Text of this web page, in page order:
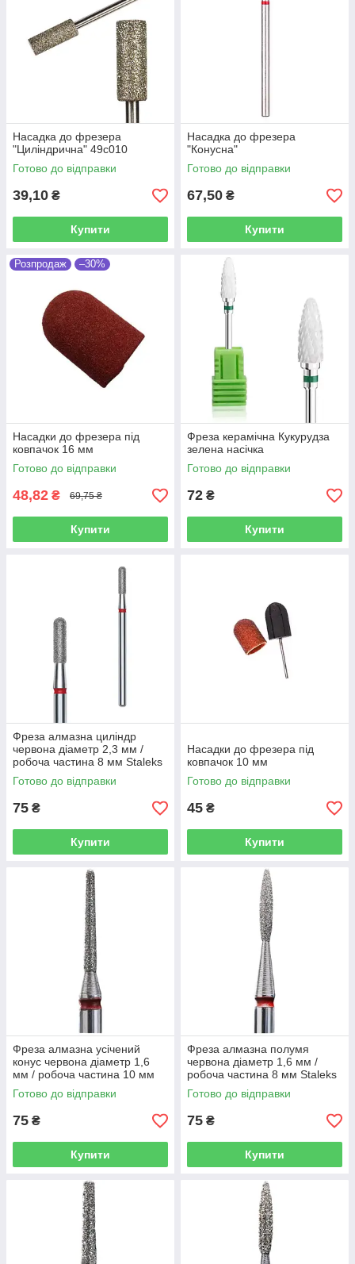
Насадка до фрезера
"Циліндрична" 49с010
Готово до відправки
39,10 ₴
Купити
Насадка до фрезера
"Конусна"
Готово до відправки
67,50 ₴
Купити
Розпродаж –30%
Насадки до фрезера під
ковпачок 16 мм
Готово до відправки
48,82 ₴ 69,75 ₴
Купити
Фреза керамічна Кукурудза
зелена насічка
Готово до відправки
72 ₴
Купити
Фреза алмазна циліндр
червона діаметр 2,3 мм /
робоча частина 8 мм Staleks
Готово до відправки
75 ₴
Купити
Насадки до фрезера під
ковпачок 10 мм
Готово до відправки
45 ₴
Купити
Фреза алмазна усічений
конус червона діаметр 1,6
мм / робоча частина 10 мм
Staleks
Готово до відправки
75 ₴
Купити
Фреза алмазна полумя
червона діаметр 1,6 мм /
робоча частина 8 мм Staleks
Готово до відправки
75 ₴
Купити